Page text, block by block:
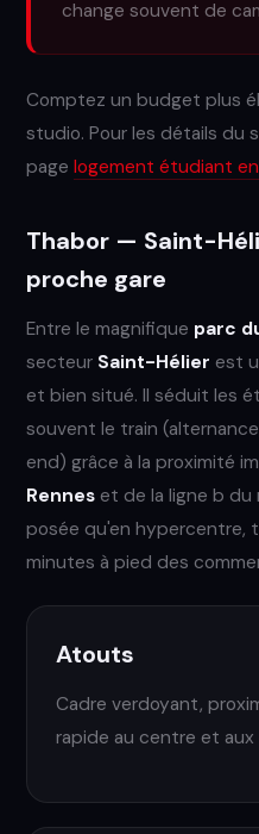
change souvent de
Comptez un budget plus
studio. Pour les détails du
page logement étudiant
Thabor — Saint-
proche gare
Entre le magnifique parc
secteur Saint-Hélier est
et bien situé. Il séduit les
souvent le train
end) grâce à la proximité
Rennes et de la ligne b du
posée qu'en hypercentre,
minutes à pied des
Atouts
Cadre verdoyant,
rapide au centre et